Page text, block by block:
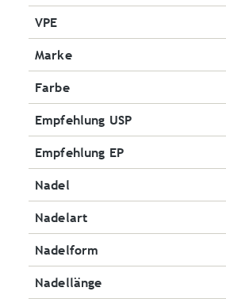
VPE
Marke
Farbe
Empfehlung USP
Empfehlung EP
Nadel
Nadelart
Nadelform
Nadellänge